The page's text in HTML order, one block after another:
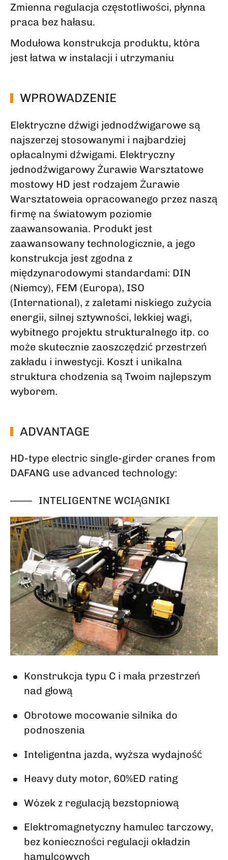
Zmienna regulacja częstotliwości, płynna
praca bez hałasu.
Modułowa konstrukcja produktu, która
jest łatwa w instalacji i utrzymaniu
WPROWADZENIE
Elektryczne dźwigi jednodźwigarowe są
najszerzej stosowanymi i najbardziej
opłacalnymi dźwigami. Elektryczny
jednodźwigarowy Żurawie Warsztatowe
mostowy HD jest rodzajem Żurawie
Warsztatoweia opracowanego przez naszą
firmę na światowym poziomie
zaawansowania. Produkt jest
zaawansowany technologicznie, a jego
konstrukcja jest zgodna z
międzynarodowymi standardami: DIN
(Niemcy), FEM (Europa), ISO
(International), z zaletami niskiego zużycia
energii, silnej sztywności, lekkiej wagi,
wybitnego projektu strukturalnego itp. co
może skutecznie zaoszczędzić przestrzeń
zakładu i inwestycji. Koszt i unikalna
struktura chodzenia są Twoim najlepszym
wyborem.
ADVANTAGE
HD-type electric single-girder cranes from
DAFANG use advanced technology:
INTELIGENTNE WCIĄGNIKI
Konstrukcja typu C i mała przestrzeń
nad głową
Obrotowe mocowanie silnika do
podnoszenia
Inteligentna jazda, wyższa wydajność
Heavy duty motor, 60%ED rating
Wózek z regulacją bezstopniową
Elektromagnetyczny hamulec tarczowy,
bez konieczności regulacji okładzin
hamulcowych